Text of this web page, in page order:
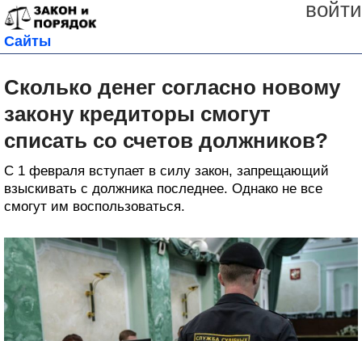
войти
Сайты
Сколько денег согласно новому
закону кредиторы смогут
списать со счетов должников?
С 1 февраля вступает в силу закон, запрещающий
взыскивать с должника последнее. Однако не все
смогут им воспользоваться.